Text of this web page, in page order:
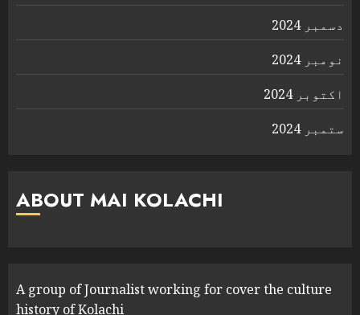
دسمبر 2024
نومبر 2024
اکتوبر 2024
ستمبر 2024
ABOUT MAI KOLACHI
A group of Journalist working for cover the culture
history of Kolachi